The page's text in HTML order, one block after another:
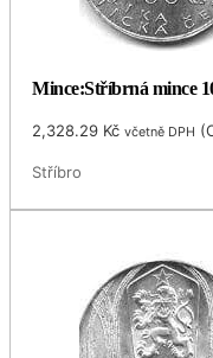
Mince:Stříbrná mince
2,328.29 Kč včetně DPH (
Stříbro